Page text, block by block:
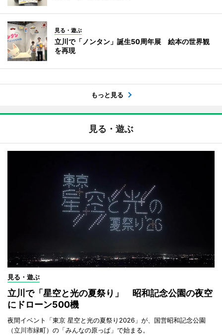
見る・遊ぶ
立川で「ノンタン」誕生50周年展 絵本の世界観
を再現
もっと見る
見る・遊ぶ
見る・遊ぶ
立川で「星空と光の夏祭り」 昭和記念公園の夜空
にドローン500機
夜間イベント「東京 星空と光の夏祭り2026」が、国営昭和記念公園
（立川市緑町）の「みんなの原っぱ」で始まる。